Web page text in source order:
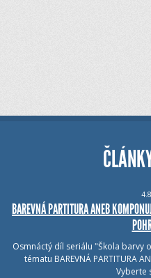
BAREVNÁ PARTITURA ANEB
Osmnáctý díl seriálu "Škola barvy
tématu BAREVNÁ PARTITURA
Vyberte